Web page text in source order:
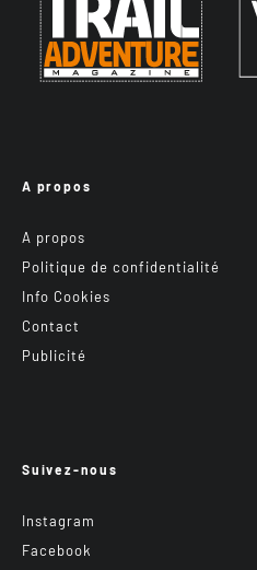
A propos
A propos
Politique de confidentialité
Info Cookies
Contact
Publicité
Suivez-nous
Instagram
Facebook